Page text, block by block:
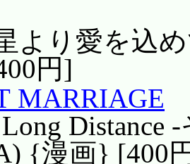
より愛を込
円]
MARRIAGE
Distance
{漫画} [400